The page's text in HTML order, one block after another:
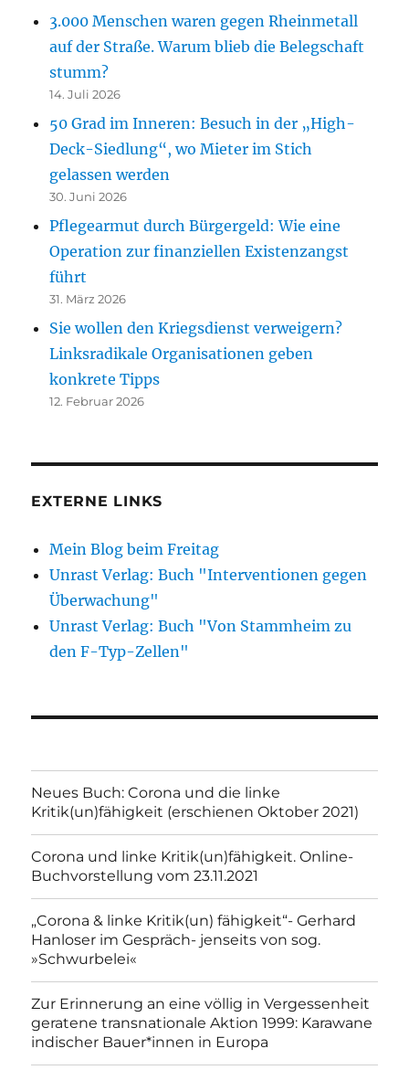
3.000 Menschen waren gegen Rheinmetall
auf der Straße. Warum blieb die Belegschaft
stumm?
14. Juli 2026
50 Grad im Inneren: Besuch in der „High-
Deck-Siedlung“, wo Mieter im Stich
gelassen werden
30. Juni 2026
Pflegearmut durch Bürgergeld: Wie eine
Operation zur finanziellen Existenzangst
führt
31. März 2026
Sie wollen den Kriegsdienst verweigern?
Linksradikale Organisationen geben
konkrete Tipps
12. Februar 2026
EXTERNE LINKS
Mein Blog beim Freitag
Unrast Verlag: Buch "Interventionen gegen
Überwachung"
Unrast Verlag: Buch "Von Stammheim zu
den F-Typ-Zellen"
Neues Buch: Corona und die linke
Kritik(un)fähigkeit (erschienen Oktober 2021)
Corona und linke Kritik(un)fähigkeit. Online-
Buchvorstellung vom 23.11.2021
„Corona & linke Kritik(un) fähigkeit“- Gerhard
Hanloser im Gespräch- jenseits von sog.
»Schwurbelei«
Zur Erinnerung an eine völlig in Vergessenheit
geratene transnationale Aktion 1999: Karawane
indischer Bauer*innen in Europa